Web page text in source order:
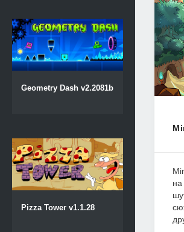
Geometry Dash v2.2081b
Pizza Tower v1.1.28